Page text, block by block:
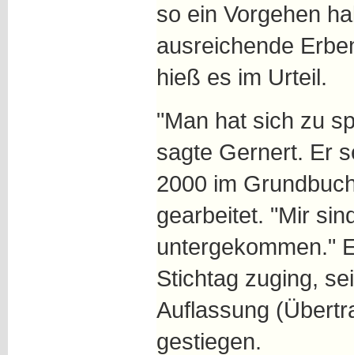
so ein Vorgehen
ausreichende
hieß es im Urteil.
"Man hat sich zu
sagte Gernert. Er
2000 im
gearbeitet. "Mir
untergekommen."
Stichtag zuging,
Auflassung
gestiegen.